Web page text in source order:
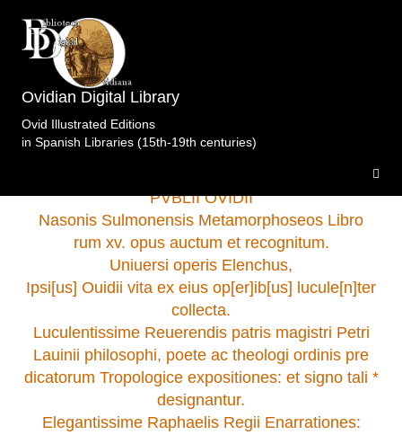
Ovidian Digital Library
Ovid Illustrated Editions
in Spanish Libraries (15th-19th centuries)
Archivo de la Catedral. Valladolid
>Metamorfosis.Regius.Blanchard.Lyon.1527 .
PVBLII OVIDII
Nasonis Sulmonensis Metamorphoseos Libro
rum xv. opus auctum et recognitum.
Uniuersi operis Elenchus,
Ipsi[us] Ouidii vita ex eius op[er]ib[us] lucule[n]ter
collecta.
Luculentissime Reuerendis patris magistri Petri
Lauinii philosophi, poete ac theologi ordinis pre
dicatorum Tropologice expositiones: et signo tali *
designantur.
Elegantissime Raphaelis Regii Enarrationes: